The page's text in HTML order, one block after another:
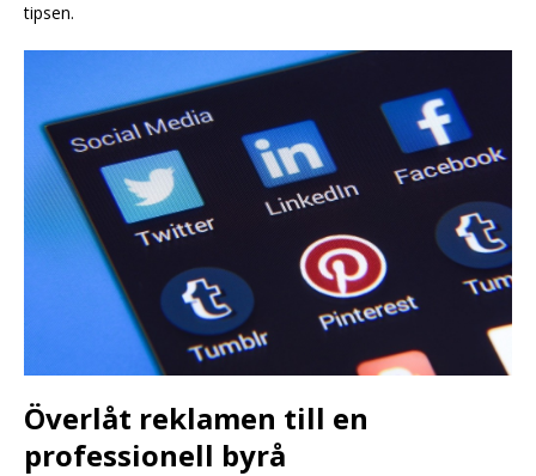
tipsen.
Överlåt reklamen till en
professionell byrå